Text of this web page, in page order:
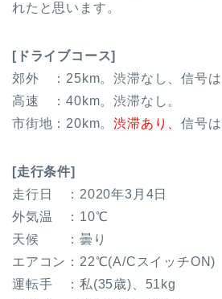
れたと思います。
[ドライブコース]
郊外 ：25km。渋滞なし、信号は
高速 ：40km。渋滞なし。
市街地：20km。渋滞あり、信号は
[走行条件]
走行日 ：2020年3月4日
外気温 ：10℃
天候 ：曇り
エアコン：22℃(A/CスイッチON)
運転手 ：私(35歳)、51kg